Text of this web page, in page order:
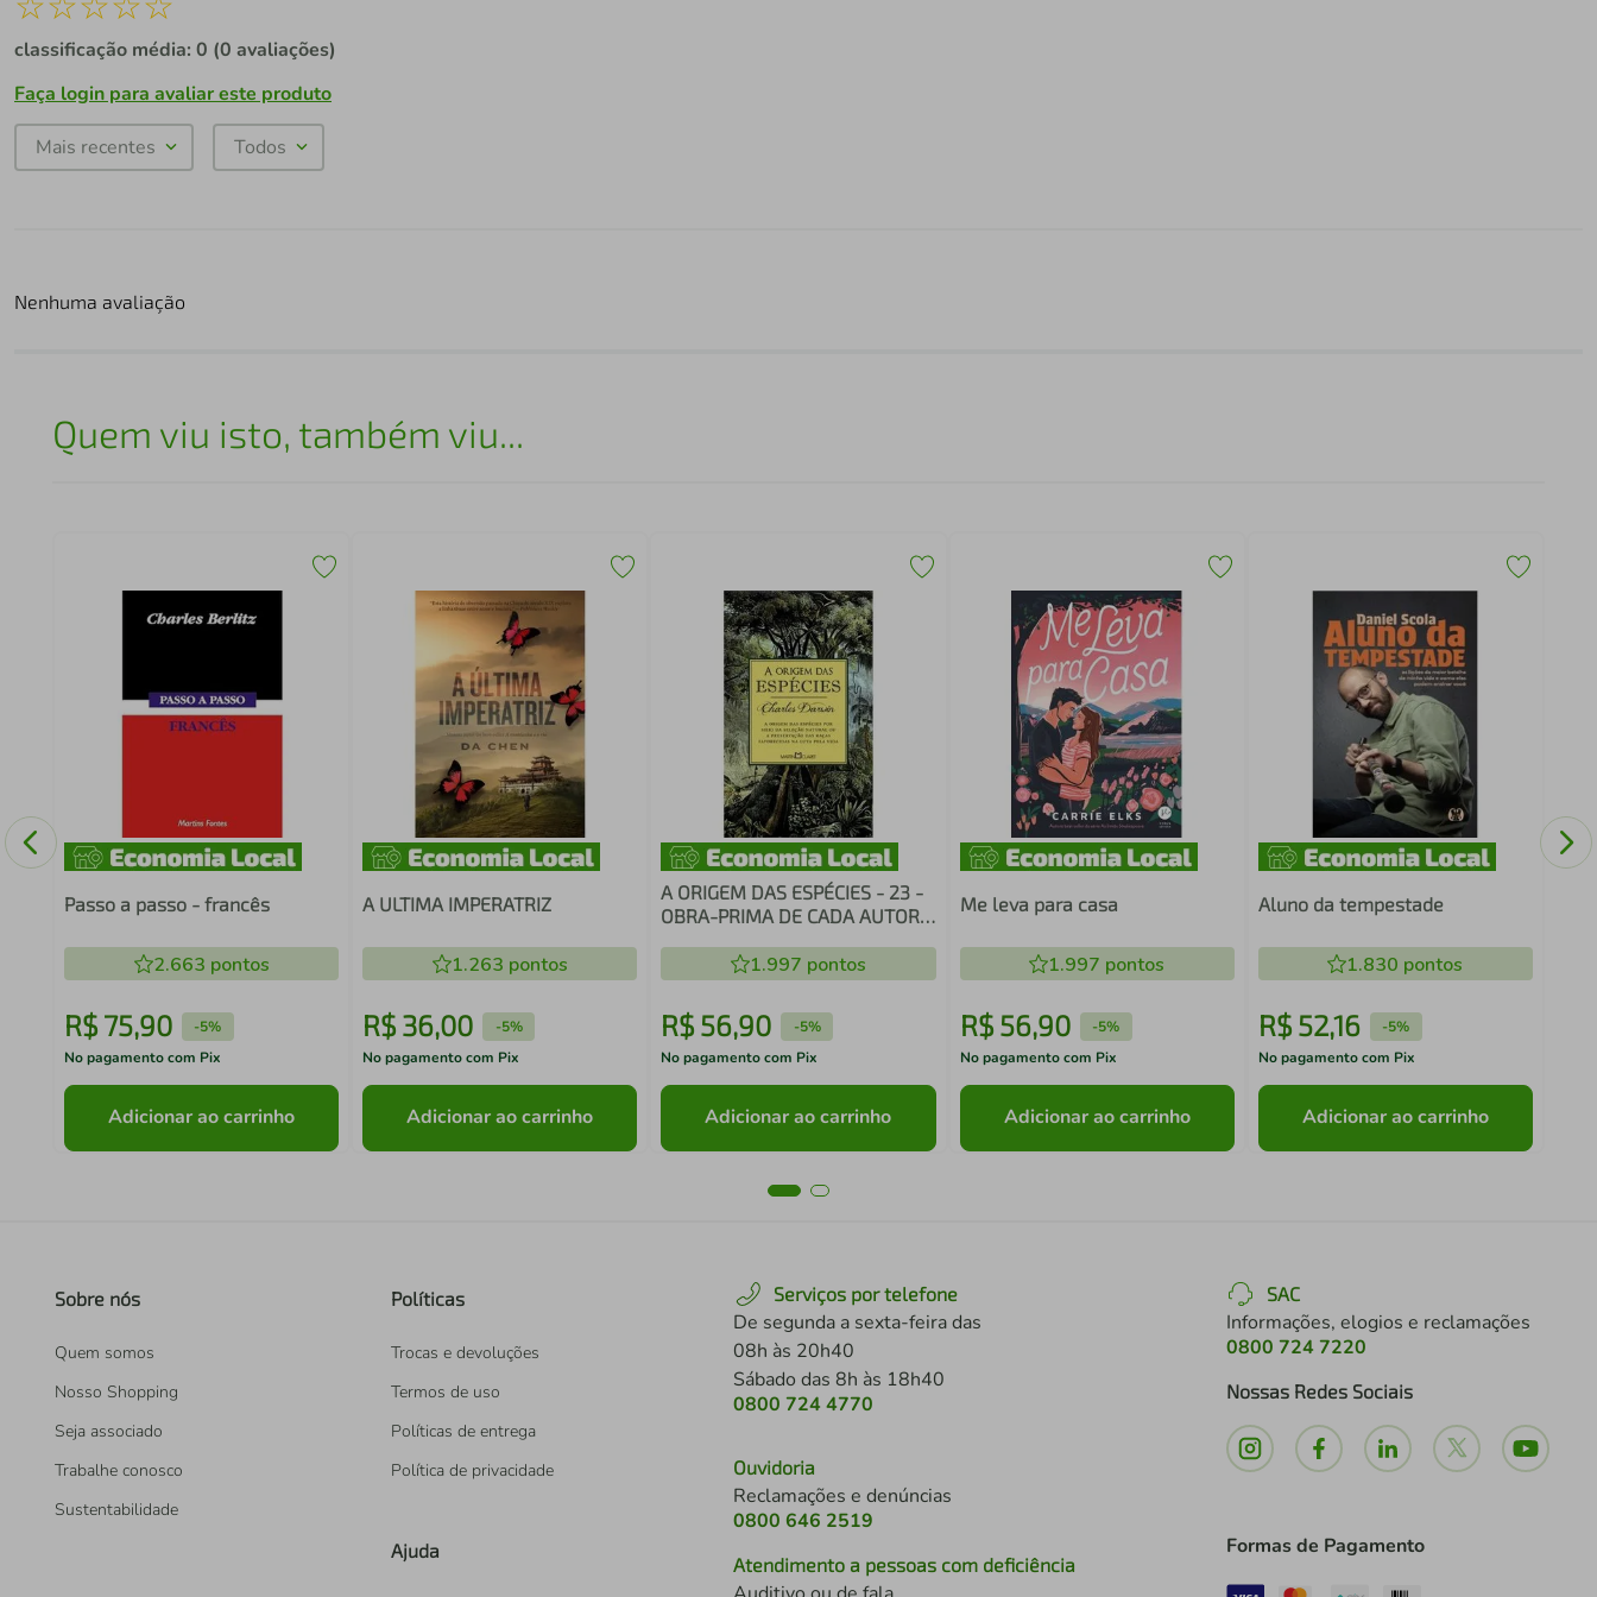
classificação média: 0 (0 avaliações)
Faça login para avaliar este produto
Mais recentes Todos
Nenhuma avaliação
Quem viu isto, também viu...
Passo a passo - francês
2.663 pontos
R$ 75,90 -5%
No pagamento com Pix
Adicionar ao carrinho
A ULTIMA IMPERATRIZ
1.263 pontos
R$ 36,00 -5%
No pagamento com Pix
Adicionar ao carrinho
A ORIGEM DAS ESPÉCIES - 23 -
OBRA-PRIMA DE CADA AUTOR -
1.997 pontos
R$56,90 -5%
No pagamento com Pix
Adicionar ao carrinho
Me leva para casa
1.997 pontos
R$ 56,90 -5%
No pagamento com Pix
Adicionar ao carrinho
Aluno da tempestade
1.830 pontos
R$ 52,16 -5%
No pagamento com Pix
Adicionar ao carrinho
Sobre nós
Quem somos
Nosso Shopping
Seja associado
Trabalhe conosco
Sustentabilidade
Políticas
Trocas e devoluções
Termos de uso
Políticas de entrega
Política de privacidade
Ajuda
Serviços por telefone
De segunda a sexta-feira das
08h às 20h40
Sábado das 8h às 18h40
0800 724 4770
Ouvidoria
Reclamações e denúncias
0800 646 2519
Atendimento a pessoas com deficiência
SAC
Informações, elogios e reclamações
0800 724 7220
Nossas Redes Sociais
Formas de Pagamento